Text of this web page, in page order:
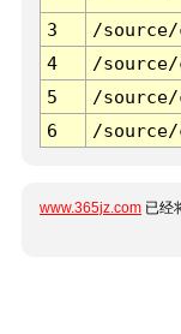
3 /
4
/
5
/
6
/
www.365jz.com 已经